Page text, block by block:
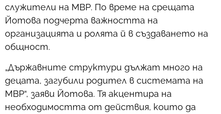
служители на МВР. По време на срещата
Йотова подчерта важността на
организацията и ролята й в създаването на
общност.
„Държавните структури дължат много на
децата, загубили родител в системата на
МВР“, заяви Йотова. Тя акцентира на
необходимостта от действия, които да